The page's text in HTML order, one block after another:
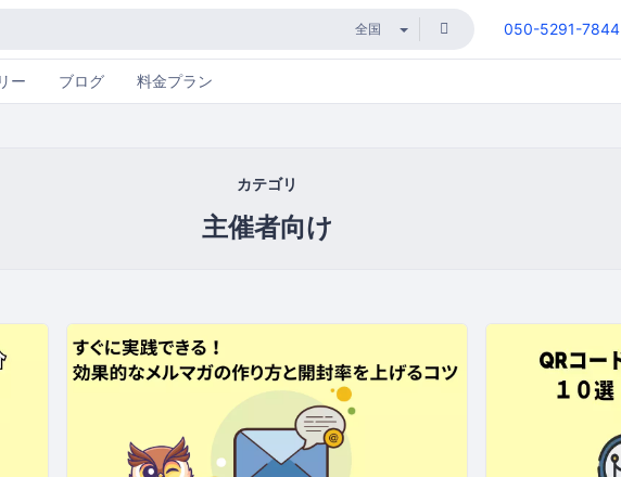
050-5291-7844
ー ブログ 料金プラン
カテゴリ
主催者向け